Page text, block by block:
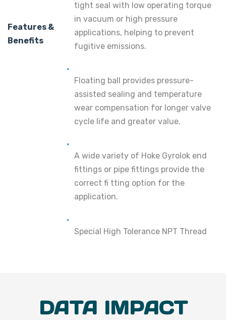
Features &
Benefits
tight seal with low operating torque
in vacuum or high pressure
applications, helping to prevent
fugitive emissions.
Floating ball provides pressure-
assisted sealing and temperature
wear compensation for longer valve
cycle life and greater value.
A wide variety of Hoke Gyrolok end
fittings or pipe fittings provide the
correct fi tting option for the
application.
Special High Tolerance NPT Thread
DATA IMPACT